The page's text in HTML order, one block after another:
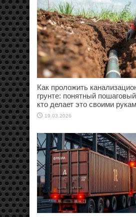
Как проложить
грунте: понятный
кто делает это своими
19.03.2026